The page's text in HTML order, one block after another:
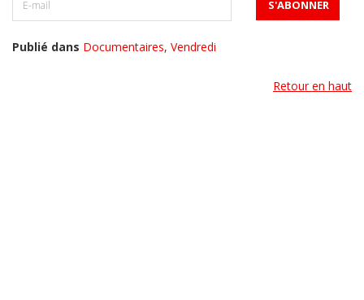
Publié dans Documentaires, Vendredi
Retour en haut